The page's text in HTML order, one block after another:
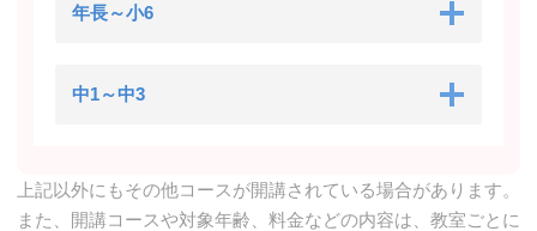
年長～小6
中1～中3
上記以外にもその他コースが開講されている場合があります。
また、開講コースや対象年齢、料金などの内容は、教室ごとに